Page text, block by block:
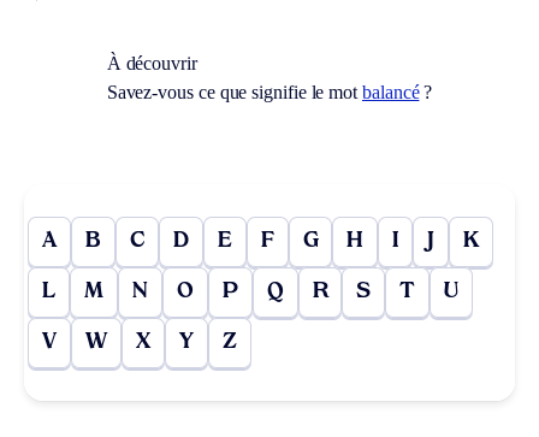
À découvrir
Savez-vous ce que signifie le mot balancé?
A B C D E F G H I J K
L M N O P Q R S T U
V W X Y Z